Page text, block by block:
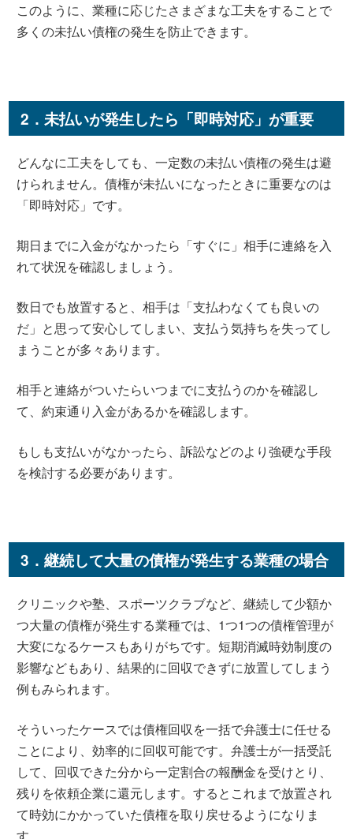
このように、業種に応じたさまざまな工夫をすることで
多くの未払い債権の発生を防止できます。
2．未払いが発生したら「即時対応」が重要
どんなに工夫をしても、一定数の未払い債権の発生は避
けられません。債権が未払いになったときに重要なのは
「即時対応」です。
期日までに入金がなかったら「すぐに」相手に連絡を入
れて状況を確認しましょう。
数日でも放置すると、相手は「支払わなくても良いの
だ」と思って安心してしまい、支払う気持ちを失ってし
まうことが多々あります。
相手と連絡がついたらいつまでに支払うのかを確認し
て、約束通り入金があるかを確認します。
もしも支払いがなかったら、訴訟などのより強硬な手段
を検討する必要があります。
3．継続して大量の債権が発生する業種の場合
クリニックや塾、スポーツクラブなど、継続して少額か
つ大量の債権が発生する業種では、1つ1つの債権管理が
大変になるケースもありがちです。短期消滅時効制度の
影響などもあり、結果的に回収できずに放置してしまう
例もみられます。
そういったケースでは債権回収を一括で弁護士に任せる
ことにより、効率的に回収可能です。弁護士が一括受託
して、回収できた分から一定割合の報酬金を受けとり、
残りを依頼企業に還元します。するとこれまで放置され
て時効にかかっていた債権を取り戻せるようになりま